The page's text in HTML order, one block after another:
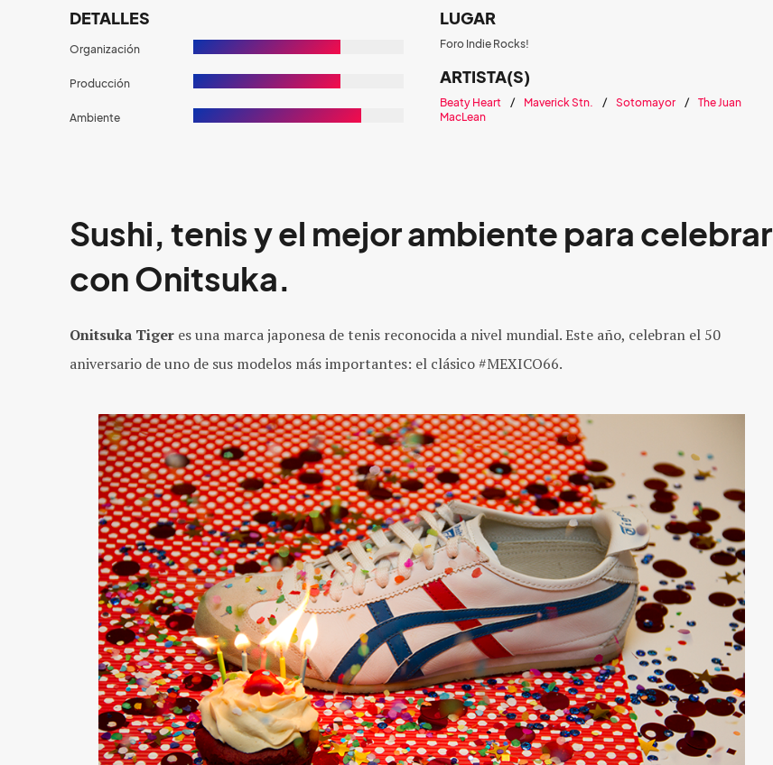
DETALLES
Organización
Producción
Ambiente
LUGAR
Foro Indie Rocks!
ARTISTA(S)
Beaty Heart Maverick Stn. Sotomayor
The Juan
MacLean
Sushi, tenis y el mejor ambiente para celebrar
con Onitsuka.
Onitsuka Tiger es una marca japonesa de tenis reconocida a nivel mundial. Este año, celebran el 50
aniversario de uno de sus modelos más importantes: el clásico #MEXICO66.